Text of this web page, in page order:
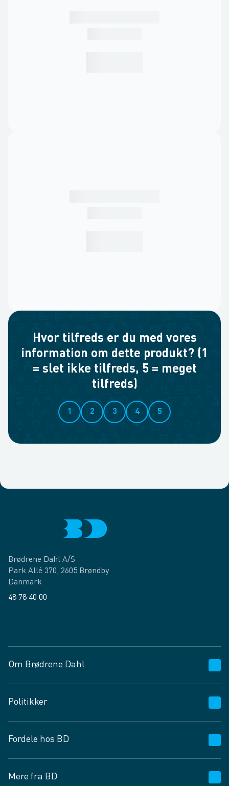
Hvor tilfreds er du med vores
information om dette produkt? (1
= slet ikke tilfreds, 5 = meget
tilfreds)
1 2 3 4 5
Brødrene Dahl A/S
Park Allé 370, 2605 Brøndby
Danmark
48 78 40 00
Om Brødrene Dahl
Vagttelefon 30 10 89 89
Spørgsmål og svar
Job og karriere
Fødevarekontrolrapport
Politikker
Privatlivspolitik
Cookies
Vilkår og betingelser
Fordele hos BD
BD app
Mere fra BD